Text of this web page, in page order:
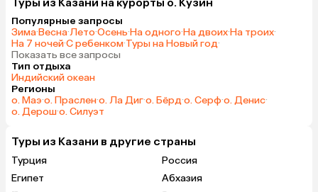
Популярные запросы
Зима·Весна·Лето·Осень·На одного·На двоих·На троих·
На 7 ночей·С ребенком·Туры на Новый год·
Показать все запросы
Тип отдыха
Индийский океан
Регионы
о. Маэ·о. Праслен·о. Ла Диг·о. Бёрд·о. Серф·о. Денис·
о. Дерош·о. Силуэт
Туры из Казани в другие страны
Турция
Россия
Египет
Абхазия